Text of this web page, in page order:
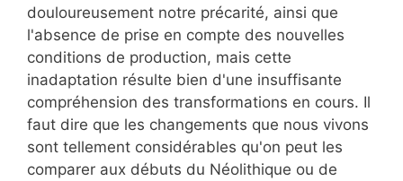
douloureusement notre précarité, ainsi que
l'absence de prise en compte des nouvelles
conditions de production, mais cette
inadaptation résulte bien d'une insuffisante
compréhension des transformations en cours. Il
faut dire que les changements que nous vivons
sont tellement considérables qu'on peut les
comparer aux débuts du Néolithique ou de